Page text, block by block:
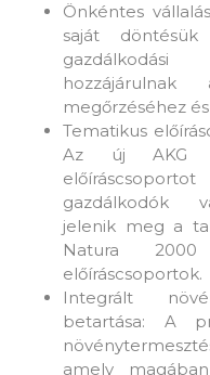
Önkéntes
saját
megőrzéséhez
Tematikus
Az új AKG
gazdálkodók
jelenik meg a
Natura 2000
előíráscsoportok.
Integrált
betartása: A
amely